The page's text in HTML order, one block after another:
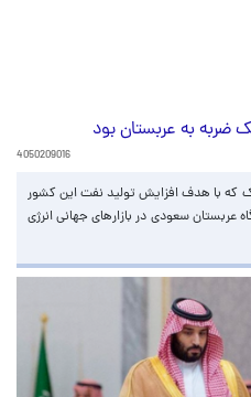
ضربه به عربستان بود
4050209016
که با هدف افزایش تولید نفت این کشور
سعودی در بازارهای جهانی انرژی